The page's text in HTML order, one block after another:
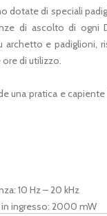
dotate di speciali
di ascolto di ogni
archetto e padiglioni,
di utilizzo.
una pratica e
10 Hz – 20 kHz
ingresso: 2000 mW